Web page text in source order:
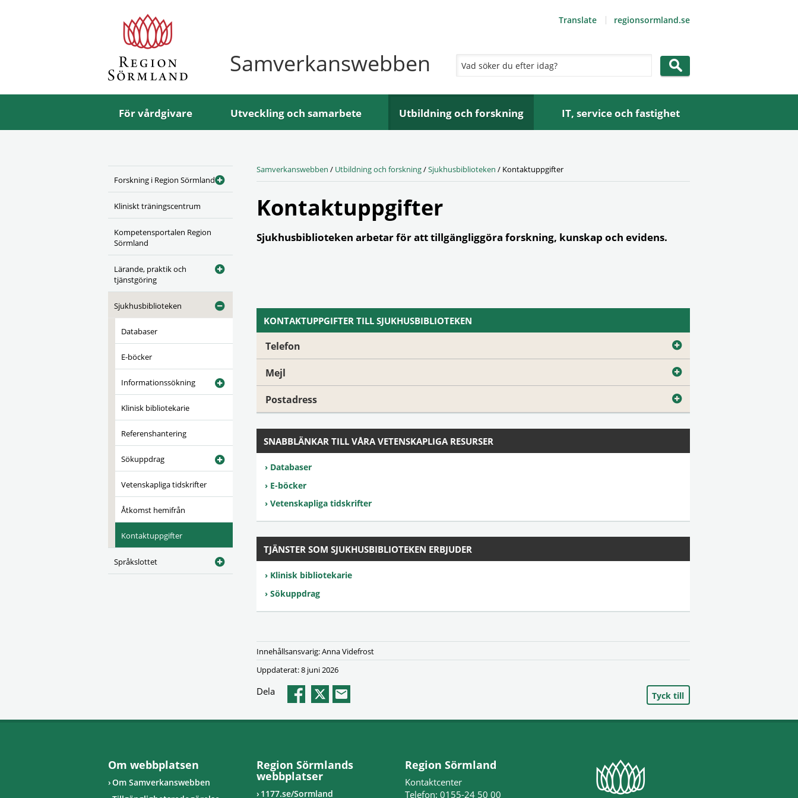
Samverkanswebben
Translate regionsormland.se
För vårdgivare Utveckling och samarbete Utbildning och forskning IT, service och fastighet
Forskning i Region Sörmland
Kliniskt träningscentrum
Kompetensportalen Region
Sörmland
Lärande, praktik och
tjänstgöring
Sjukhusbiblioteken
Databaser
E-böcker
Informationssökning
Klinisk bibliotekarie
Referenshantering
Sökuppdrag
Vetenskapliga tidskrifter
Åtkomst hemifrån
Kontaktuppgifter
Språkslottet
Samverkanswebben / Utbildning och forskning/Sjukhusbiblioteken / Kontaktuppgifter
Kontaktuppgifter
Sjukhusbiblioteken arbetar för att tillgängliggöra forskning, kunskap och evidens.
KONTAKTUPPGIFTER TILL SJUKHUSBIBLIOTEKEN
Telefon
Mejl
Postadress
SNABBLÄNKAR TILL VÅRA VETENSKAPLIGA RESURSER
Databaser
E-böcker
Vetenskapliga tidskrifter
TJÄNSTER SOM SJUKHUSBIBLIOTEKEN ERBJUDER
Klinisk bibliotekarie
Sökuppdrag
Innehållsansvarig: Anna Videfrost
Uppdaterat: 8 juni 2026
Dela Tyck till
Om webbplatsen
Om Samverkanswebben
Region Sörmlands
webbplatser
1177.se/Sormland
Region Sörmland
Kontaktcenter
Telefon: 0155-24 50 00